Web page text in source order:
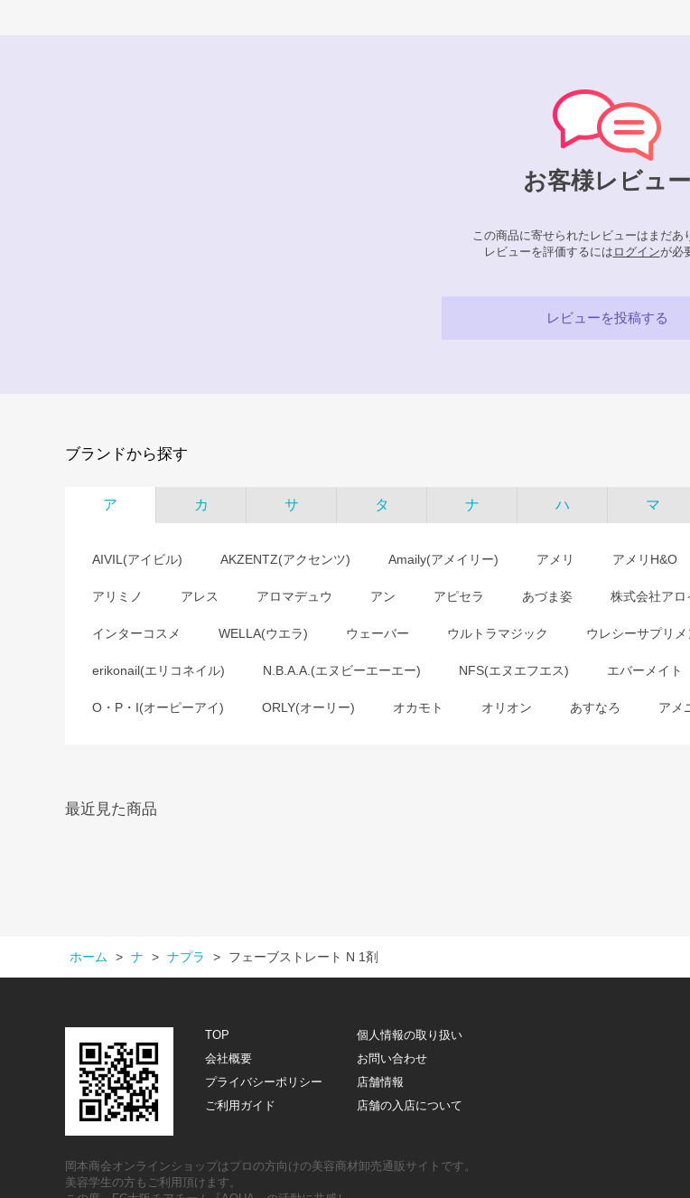
お客様レビュー
この商品に寄せられたレビューはまだあ
レビューを評価するには ログインが必
レビューを投稿する
ブランドから探す
ア カ サ タ ナ ハ マ
AIVIL(アイビル) AKZENTZ(アクセンツ) Amaily(アメイリー) アメリ アメリH&O
アリミノ アレス アロマデュウ アン アピセラ あづま姿 株式会社アロ
インターコスメ WELLA(ウエラ) ウェーバー ウルトラマジック ウレシーサプリメ
erikonail(エリコネイル) N.B.A.A.(エヌビーエーエー) NFS(エヌエフエス) エバーメイト
O・P・I(オーピーアイ) ORLY(オーリー) オカモト オリオン あすなろ アメ
最近見た商品
ホーム > ナ > ナプラ > フェーブストレート N 1剤
TOP
個人情報の取り扱い
会社概要
お問い合わせ
プライバシーポリシー
店舗情報
ご利用ガイド
店舗の入店について
岡本商会オンラインショップはプロの方向けの美容商材卸売通販サイトです。
美容学生の方もご利用頂けます。